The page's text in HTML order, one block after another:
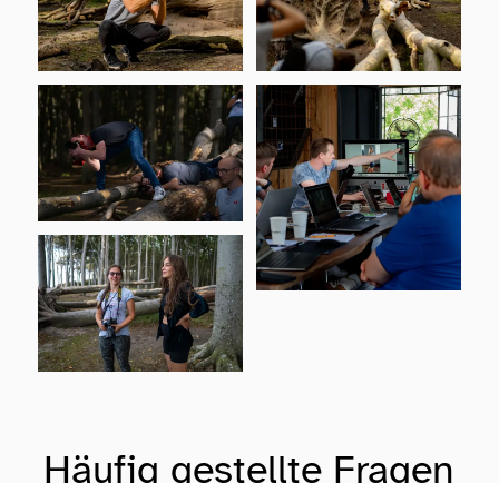
Häufig gestellte Fragen